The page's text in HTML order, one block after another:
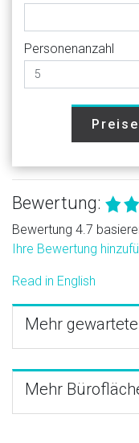
Personenanzahl
Bewertung:
Bewertung 4.7
Ihre Bewertung
Read in English
Mehr
Mehr